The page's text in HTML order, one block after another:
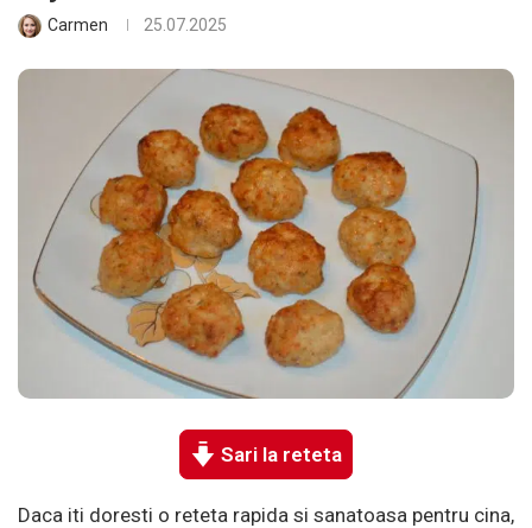
Carmen 25.07.2025
Sari la reteta
Daca iti doresti o reteta rapida si sanatoasa pentru cina,